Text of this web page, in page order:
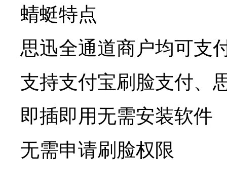
蜻蜓特点
思迅全通道商户均可支
支持支付宝刷脸支付、
即插即用无需安装软件
无需申请刷脸权限